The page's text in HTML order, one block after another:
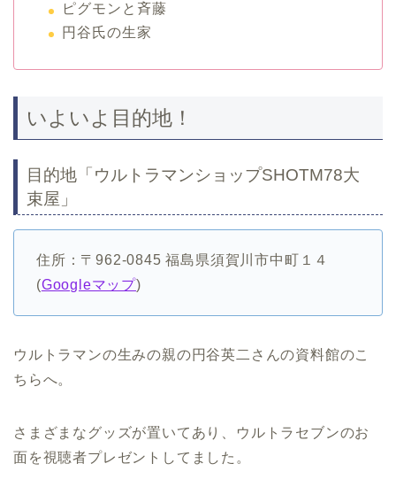
ピグモンと斉藤
円谷氏の生家
いよいよ目的地！
目的地「ウルトラマンショップSHOTM78大
束屋」
住所：〒962-0845 福島県須賀川市中町１４
(Googleマップ)
ウルトラマンの生みの親の円谷英二さんの資料館のこ
ちらへ。
さまざまなグッズが置いてあり、ウルトラセブンのお
面を視聴者プレゼントしてました。